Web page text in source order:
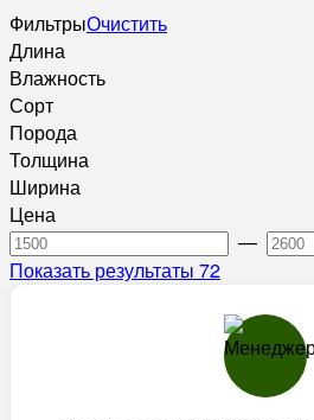
ФильтрыОчистить
Длина
Влажность
Сорт
Порода
Толщина
Ширина
Цена
—
Показать результаты 72